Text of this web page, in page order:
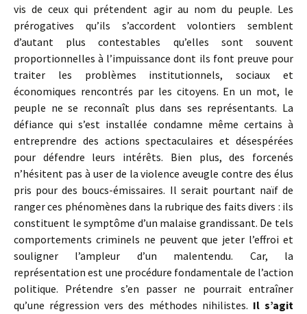
vis de ceux qui prétendent agir au nom du peuple. Les
prérogatives qu’ils s’accordent volontiers semblent
d’autant plus contestables qu’elles sont souvent
proportionnelles à l’impuissance dont ils font preuve pour
traiter les problèmes institutionnels, sociaux et
économiques rencontrés par les citoyens. En un mot, le
peuple ne se reconnaît plus dans ses représentants. La
défiance qui s’est installée condamne même certains à
entreprendre des actions spectaculaires et désespérées
pour défendre leurs intérêts. Bien plus, des forcenés
n’hésitent pas à user de la violence aveugle contre des élus
pris pour des boucs-émissaires. Il serait pourtant naïf de
ranger ces phénomènes dans la rubrique des faits divers : ils
constituent le symptôme d’un malaise grandissant. De tels
comportements criminels ne peuvent que jeter l’effroi et
souligner l’ampleur d’un malentendu. Car, la
représentation est une procédure fondamentale de l’action
politique. Prétendre s’en passer ne pourrait entraîner
qu’une régression vers des méthodes nihilistes. Il s’agit